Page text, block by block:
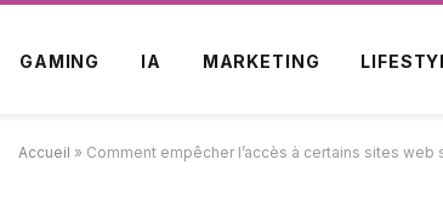
GAMING IA MARKETING
Accueil » Comment empêcher l’accès à certains sites web